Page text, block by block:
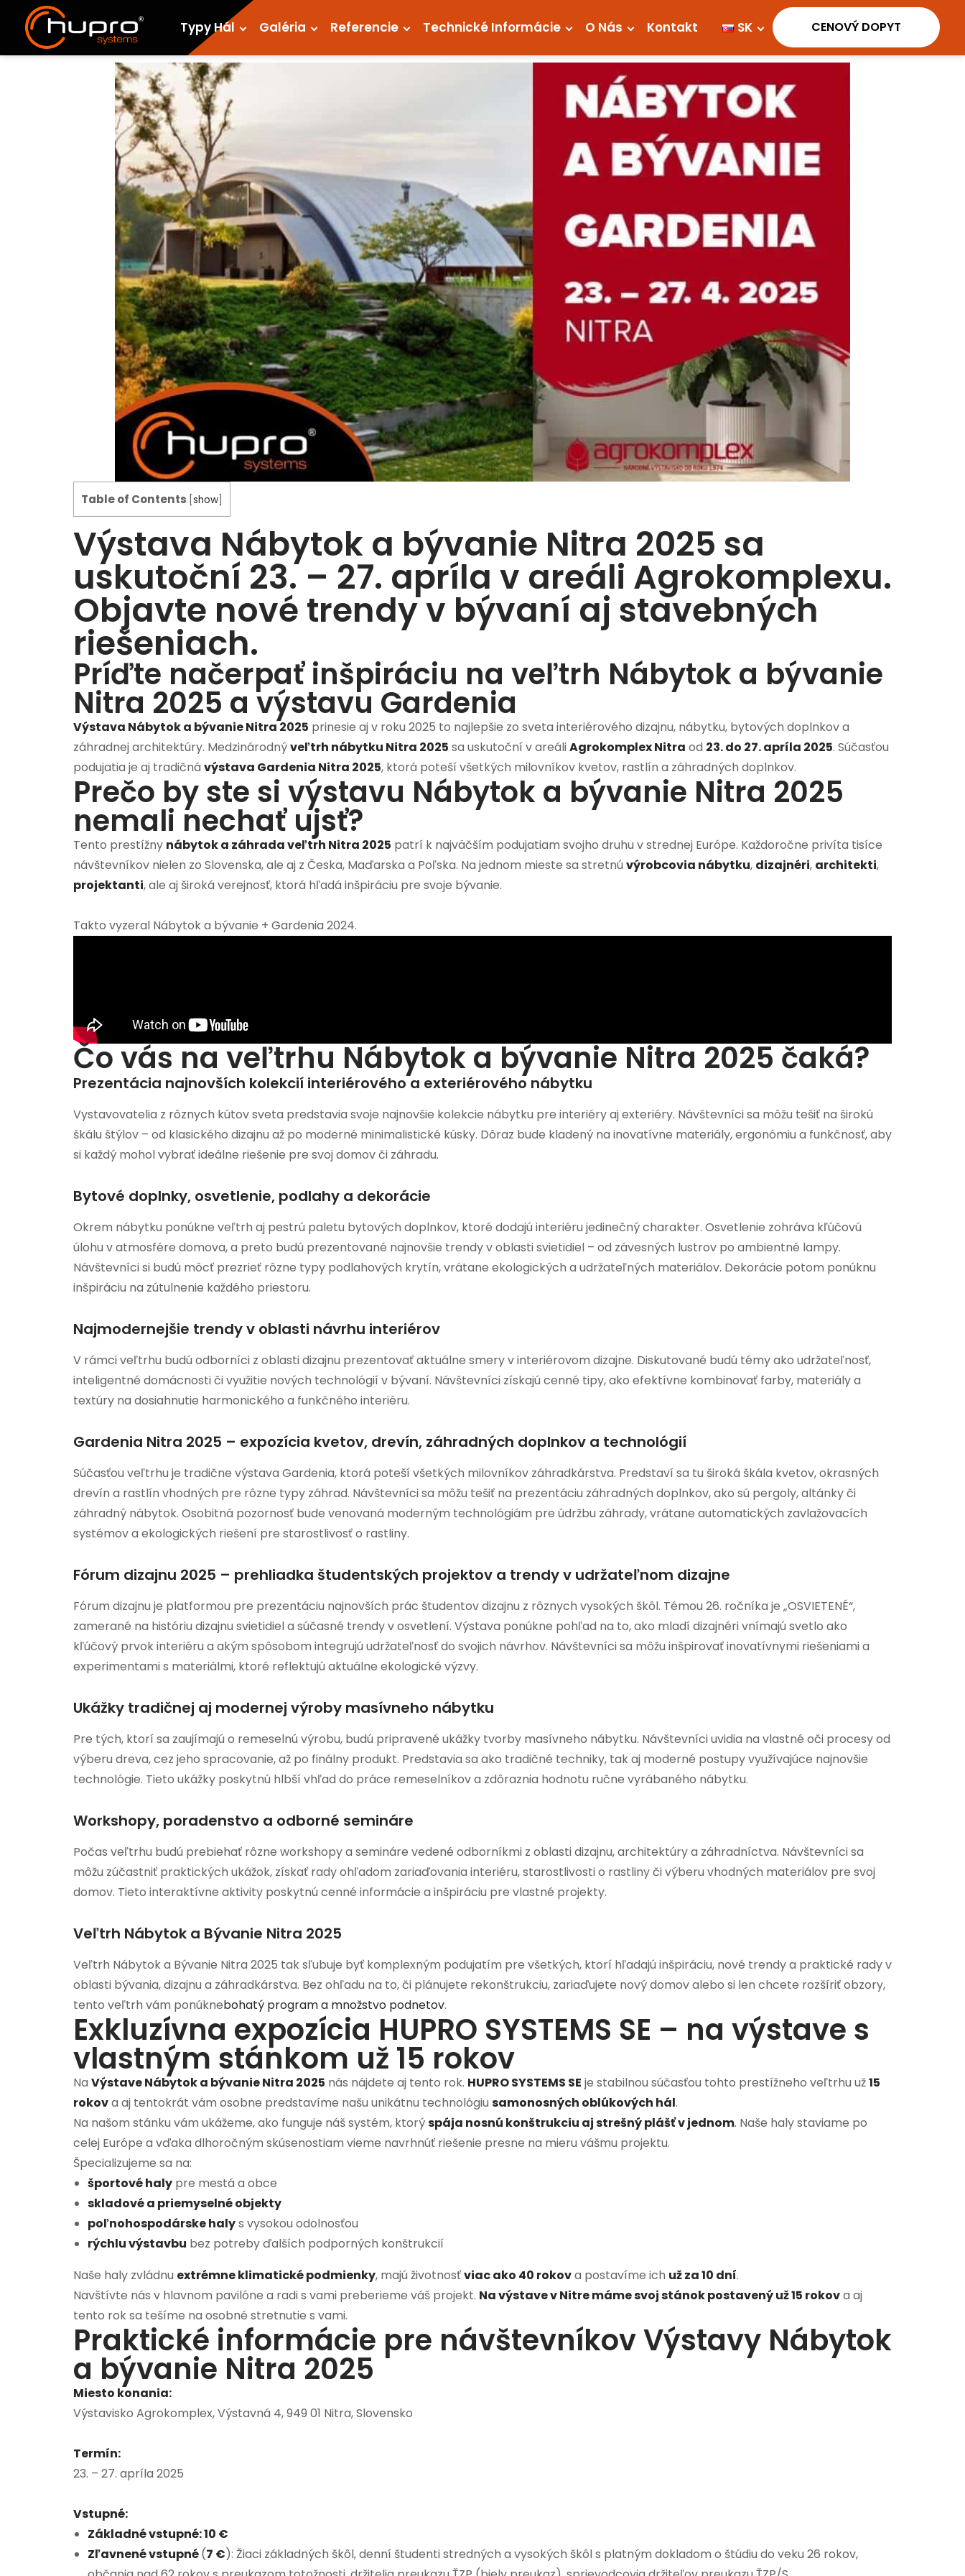
Typy Hál Galéria Referencie Technické Informácie O Nás Kontakt SK Cenová ponuka
Table of Contents show
Výstava Nábytok a bývanie Nitra 2025 sa
uskutoční 23. – 27. apríla v areáli Agrokomplexu.
Objavte nové trendy v bývaní aj stavebných
riešeniach.
Príďte načerpať inšpiráciu na veľtrh Nábytok a bývanie
Nitra 2025 a výstavu Gardenia
Výstava Nábytok a bývanie Nitra 2025 prinesie aj v roku 2025 to najlepšie zo sveta interiérového dizajnu, nábytku, bytových doplnkov a
záhradnej architektúry. Medzinárodnýveľtrh nábytku Nitra 2025 sa uskutoční v areáliAgrokomplex Nitra od 23. do 27. apríla 2025. Súčasťou
podujatia je aj tradičná výstava Gardenia Nitra 2025, ktorá poteší všetkých milovníkov kvetov, rastlín a záhradných doplnkov.
Prečo by ste si výstavu Nábytok a bývanie Nitra 2025
nemali nechať ujsť?
Tento prestížny nábytok a záhrada veľtrh Nitra 2025 patrí k najväčším podujatiam svojho druhu v strednej Európe. Každoročne privíta tisíce
návštevníkov nielen zo Slovenska, ale aj z Česka, Maďarska a Poľska. Na jednom mieste sa stretnú výrobcovia nábytku, dizajnéri, architekti,
projektanti, ale aj široká verejnosť, ktorá hľadá inšpiráciu pre svoje bývanie.
Takto vyzeral Nábytok a bývanie + Gardenia 2024.
Čo vás na veľtrhu Nábytok a bývanie Nitra 2025 čaká?
Prezentácia najnovších kolekcií interiérového a exteriérového nábytku
Vystavovatelia z rôznych kútov sveta predstavia svoje najnovšie kolekcie nábytku pre interiéry aj exteriéry. Návštevníci sa môžu tešiť na širokú
škálu štýlov – od klasického dizajnu až po moderné minimalistické kúsky. Dôraz bude kladený na inovatívne materiály, ergonómiu a funkčnosť, aby
si každý mohol vybrať ideálne riešenie pre svoj domov či záhradu.
Bytové doplnky, osvetlenie, podlahy a dekorácie
Okrem nábytku ponúkne veľtrh aj pestrú paletu bytových doplnkov, ktoré dodajú interiéru jedinečný charakter. Osvetlenie zohráva kľúčovú
úlohu v atmosfére domova, a preto budú prezentované najnovšie trendy v oblasti svietidiel – od závesných lustrov po ambientné lampy.
Návštevníci si budú môcť prezrieť rôzne typy podlahových krytín, vrátane ekologických a udržateľných materiálov. Dekorácie potom ponúknu
inšpiráciu na zútulnenie každého priestoru.
Najmodernejšie trendy v oblasti návrhu interiérov
V rámci veľtrhu budú odborníci z oblasti dizajnu prezentovať aktuálne smery v interiérovom dizajne. Diskutované budú témy ako udržateľnosť,
inteligentné domácnosti či využitie nových technológií v bývaní. Návštevníci získajú cenné tipy, ako efektívne kombinovať farby, materiály a
textúry na dosiahnutie harmonického a funkčného interiéru.
Gardenia Nitra 2025 – expozícia kvetov, drevín, záhradných doplnkov a technológií
Súčasťou veľtrhu je tradične výstava Gardenia, ktorá poteší všetkých milovníkov záhradkárstva. Predstaví sa tu široká škála kvetov, okrasných
drevín a rastlín vhodných pre rôzne typy záhrad. Návštevníci sa môžu tešiť na prezentáciu záhradných doplnkov, ako sú pergoly, altánky či
záhradný nábytok. Osobitná pozornosť bude venovaná moderným technológiám pre údržbu záhrady, vrátane automatických zavlažovacích
systémov a ekologických riešení pre starostlivosť o rastliny.
Fórum dizajnu 2025 – prehliadka študentských projektov a trendy v udržateľnom dizajne
Fórum dizajnu je platformou pre prezentáciu najnovších prác študentov dizajnu z rôznych vysokých škôl. Témou 26. ročníka je „OSVIETENÉ“,
zamerané na históriu dizajnu svietidiel a súčasné trendy v osvetlení. Výstava ponúkne pohľad na to, ako mladí dizajnéri vnímajú svetlo ako
kľúčový prvok interiéru a akým spôsobom integrujú udržateľnosť do svojich návrhov. Návštevníci sa môžu inšpirovať inovatívnymi riešeniami a
experimentami s materiálmi, ktoré reflektujú aktuálne ekologické výzvy.
Ukážky tradičnej aj modernej výroby masívneho nábytku
Pre tých, ktorí sa zaujímajú o remeselnú výrobu, budú pripravené ukážky tvorby masívneho nábytku. Návštevníci uvidia na vlastné oči procesy od
výberu dreva, cez jeho spracovanie, až po finálny produkt. Predstavia sa ako tradičné techniky, tak aj moderné postupy využívajúce najnovšie
technológie. Tieto ukážky poskytnú hlbší vhľad do práce remeselníkov a zdôraznia hodnotu ručne vyrábaného nábytku.
Workshopy, poradenstvo a odborné semináre
Počas veľtrhu budú prebiehať rôzne workshopy a semináre vedené odborníkmi z oblasti dizajnu, architektúry a záhradníctva. Návštevníci sa
môžu zúčastniť praktických ukážok, získať rady ohľadom zariaďovania interiéru, starostlivosti o rastliny či výberu vhodných materiálov pre svoj
domov. Tieto interaktívne aktivity poskytnú cenné informácie a inšpiráciu pre vlastné projekty.
Veľtrh Nábytok a Bývanie Nitra 2025
Veľtrh Nábytok a Bývanie Nitra 2025 tak sľubuje byť komplexným podujatím pre všetkých, ktorí hľadajú inšpiráciu, nové trendy a praktické rady v
oblasti bývania, dizajnu a záhradkárstva. Bez ohľadu na to, či plánujete rekonštrukciu, zariaďujete nový domov alebo si len chcete rozšíriť obzory,
tento veľtrh vám ponúknebohatý program a množstvo podnetov.
Exkluzívna expozícia HUPRO SYSTEMS SE – na výstave s
vlastným stánkom už 15 rokov
Na Výstave Nábytok a bývanie Nitra 2025 nás nájdete aj tento rok. HUPRO SYSTEMS SE je stabilnou súčasťou tohto prestížneho veľtrhu už15
rokova aj tentokrát vám osobne predstavíme našu unikátnu technológiu samonosných oblúkových hál.
Na našom stánku vám ukážeme, ako funguje náš systém, ktorýspája nosnú konštrukciu aj strešný plášť v jednom. Naše haly staviame po
celej Európe a vďaka dlhoročným skúsenostiam vieme navrhnúť riešenie presne na mieru vášmu projektu.
Špecializujeme sa na:
športové haly pre mestá a obce
skladové a priemyselné objekty
poľnohospodárske halys vysokou odolnosťou
rýchlu výstavbu bez potreby ďalších podporných konštrukcií
Naše haly zvládnu extrémne klimatické podmienky, majú životnosťviac ako 40 rokova postavíme ich už za 10 dní.
Navštívte nás v hlavnom pavilóne a radi s vami preberieme váš projekt. Na výstave v Nitre máme svoj stánok postavený už 15 rokova aj
tento rok sa tešíme na osobné stretnutie s vami.
Praktické informácie pre návštevníkov Výstavy Nábytok
a bývanie Nitra 2025
Miesto konania:
Výstavisko Agrokomplex, Výstavná 4, 949 01 Nitra, Slovensko
Termín:
23. – 27. apríla 2025
Vstupné:
Základné vstupné:10 €
Zľavnené vstupné(7 €): Žiaci základných škôl, denní študenti stredných a vysokých škôl s platným dokladom o štúdiu do veku 26 rokov,